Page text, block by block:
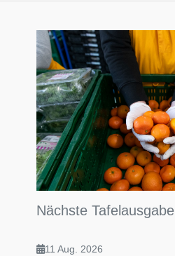
Nächste Tafelausgabe
11 Aug. 2026